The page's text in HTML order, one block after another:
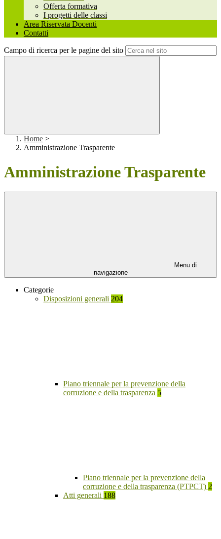
Offerta formativa
I progetti delle classi
Area Riservata Docenti
Contatti
Campo di ricerca per le pagine del sito
Home >
Amministrazione Trasparente
Amministrazione Trasparente
Menu di
navigazione
Categorie
Disposizioni generali 204
Piano triennale per la prevenzione della
corruzione e della trasparenza 5
Piano triennale per la prevenzione della
corruzione e della trasparenza (PTPCT) 2
Atti generali 188